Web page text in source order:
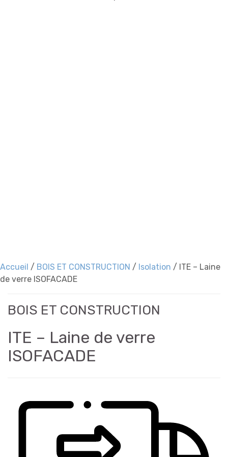
Accueil / BOIS ET CONSTRUCTION / Isolation / ITE – Laine
de verre ISOFACADE
BOIS ET CONSTRUCTION
ITE – Laine de verre
ISOFACADE